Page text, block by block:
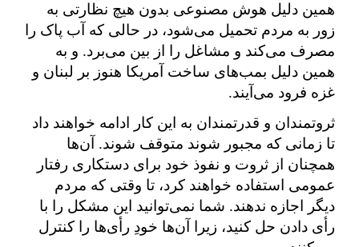
همین دلیل هوش مصنوعی بدون هیچ نظارتی به
زور به مردم تحمیل می‌شود، در حالی که آب پاک را
مصرف می‌کند و مشاغل را از بین می‌برد. و به
همین دلیل بمب‌های ساخت آمریکا هنوز بر لبنان و
غزه فرود می‌آیند.
ثروتمندان و قدرتمندان به این کار ادامه خواهند داد
تا زمانی که مجبور شوند متوقف شوند. آن‌ها
همچنان از ثروت و نفوذ خود برای دستکاری رفتار
عمومی استفاده خواهند کرد، تا وقتی که مردم
دیگر اجازه ندهند. شما نمی‌توانید این مشکل را با
رأی دادن حل کنید، زیرا آن‌ها خودِ رأی‌ها را کنترل